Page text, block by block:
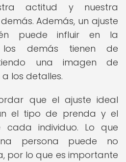
actitud y nuestra
Además, un ajuste
puede influir en la
los demás tienen de
una imagen de
los detalles.
que el ajuste ideal
el tipo de prenda y el
cada individuo. Lo que
persona puede no
por lo que es importante